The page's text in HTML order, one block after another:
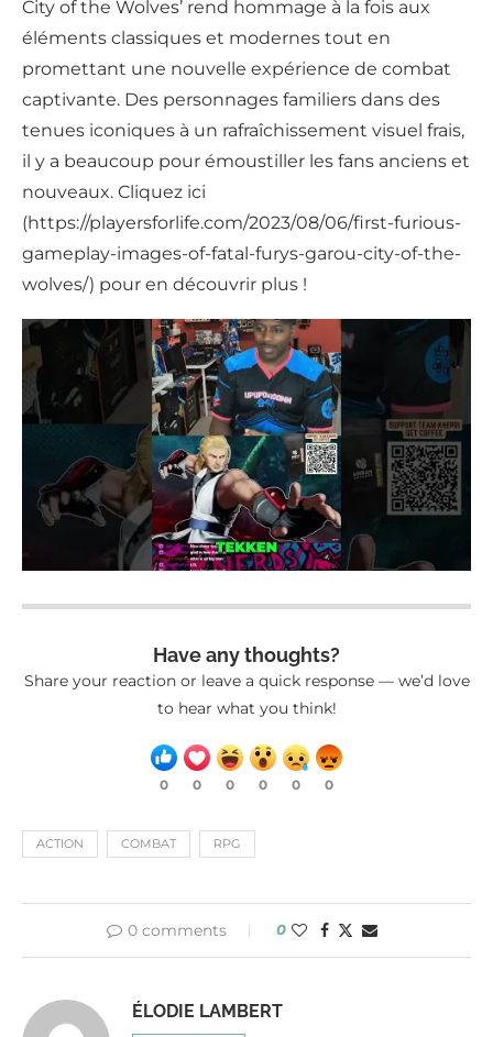
City of the Wolves’ rend hommage à la fois aux
éléments classiques et modernes tout en
promettant une nouvelle expérience de combat
captivante. Des personnages familiers dans des
tenues iconiques à un rafraîchissement visuel frais,
il y a beaucoup pour émoustiller les fans anciens et
nouveaux. Cliquez ici
(https://playersforlife.com/2023/08/06/first-furious-
gameplay-images-of-fatal-furys-garou-city-of-the-
wolves/) pour en découvrir plus !
Have any thoughts?
Share your reaction or leave a quick response — we’d love
to hear what you think!
0 0 0 0 0 0
ACTION COMBAT RPG
0 comments 0
ÉLODIE LAMBERT